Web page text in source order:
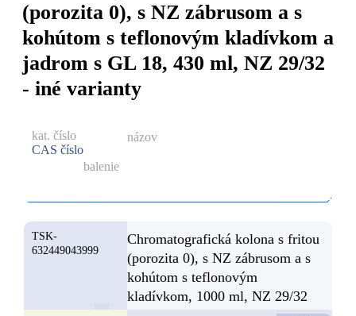
(porozita 0), s NZ zábrusom a s
kohútom s teflonovým kladívkom a
jadrom s GL 18, 430 ml, NZ 29/32
- iné varianty
kat. číslo
CAS číslo
názov
balenie
TSK-
632449043999
Chromatografická kolona s fritou
(porozita 0), s NZ zábrusom a s
kohútom s teflonovým
kladívkom, 1000 ml, NZ 29/32